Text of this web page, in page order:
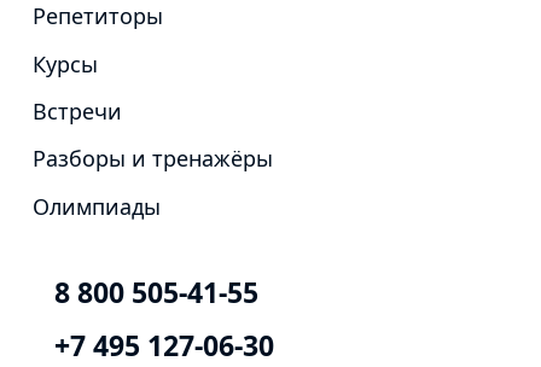
Репетиторы
Курсы
Встречи
Разборы и тренажёры
Олимпиады
8 800 505-41-55
+7 495 127-06-30